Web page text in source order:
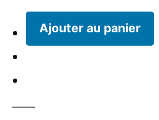
Ajouter au panier